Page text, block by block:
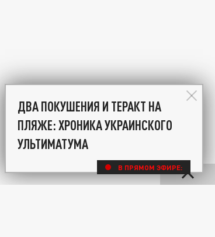
ДВА ПОКУШЕНИЯ И ТЕРАКТ НА
ПЛЯЖЕ: ХРОНИКА УКРАИНСКОГО
УЛЬТИМАТУМА
В ПРЯМОМ ЭФИРЕ: